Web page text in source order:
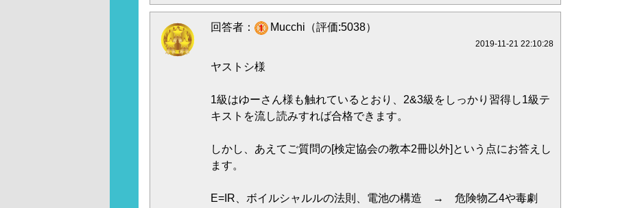
回答者： Mucchi（評価:5038）
2019-11-21 22:10:28
ヤストシ様
1級はゆーさん様も触れているとおり、2&3級をしっかり習得し1級テ
キストを流し読みすれば合格できます。
しかし、あえてご質問の[検定協会の教本2冊以外]という点にお答えし
ます。
E=IR、ボイルシャルルの法則、電池の構造 → 危険物乙4や毒劇